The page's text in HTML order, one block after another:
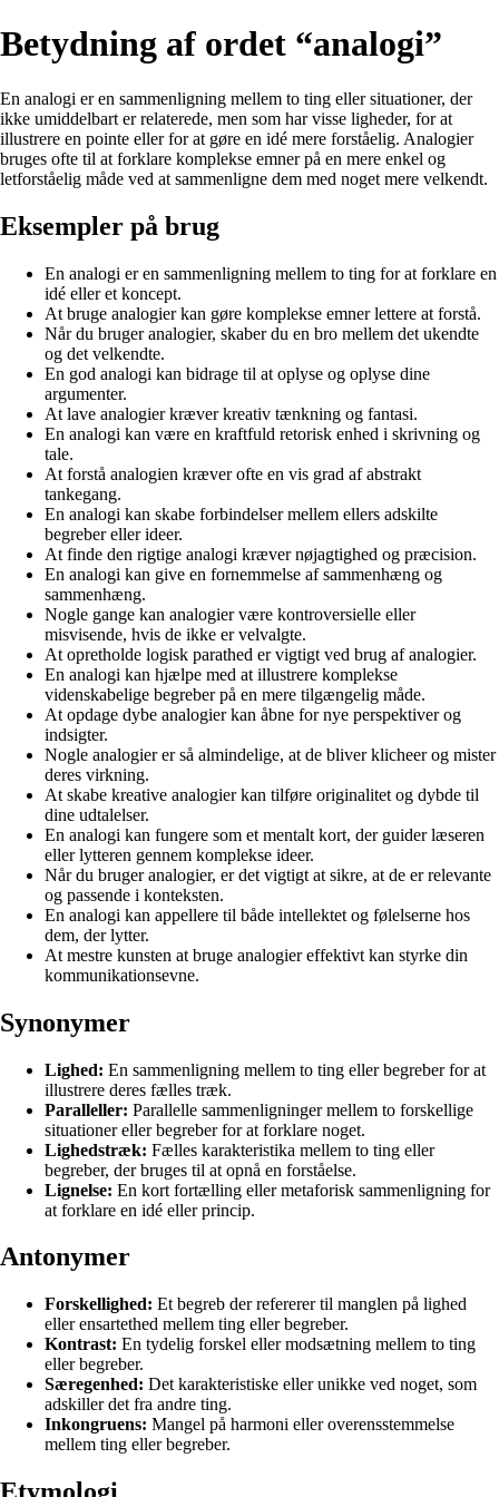
Betydning af ordet “analogi”
En analogi er en sammenligning mellem to ting eller situationer, der
ikke umiddelbart er relaterede, men som har visse ligheder, for at
illustrere en pointe eller for at gøre en idé mere forståelig. Analogier
bruges ofte til at forklare komplekse emner på en mere enkel og
letforståelig måde ved at sammenligne dem med noget mere velkendt.
Eksempler på brug
En analogi er en sammenligning mellem to ting for at forklare en
idé eller et koncept.
At bruge analogier kan gøre komplekse emner lettere at forstå.
Når du bruger analogier, skaber du en bro mellem det ukendte
og det velkendte.
En god analogi kan bidrage til at oplyse og oplyse dine
argumenter.
At lave analogier kræver kreativ tænkning og fantasi.
En analogi kan være en kraftfuld retorisk enhed i skrivning og
tale.
At forstå analogien kræver ofte en vis grad af abstrakt
tankegang.
En analogi kan skabe forbindelser mellem ellers adskilte
begreber eller ideer.
At finde den rigtige analogi kræver nøjagtighed og præcision.
En analogi kan give en fornemmelse af sammenhæng og
sammenhæng.
Nogle gange kan analogier være kontroversielle eller
misvisende, hvis de ikke er velvalgte.
At opretholde logisk parathed er vigtigt ved brug af analogier.
En analogi kan hjælpe med at illustrere komplekse
videnskabelige begreber på en mere tilgængelig måde.
At opdage dybe analogier kan åbne for nye perspektiver og
indsigter.
Nogle analogier er så almindelige, at de bliver klicheer og mister
deres virkning.
At skabe kreative analogier kan tilføre originalitet og dybde til
dine udtalelser.
En analogi kan fungere som et mentalt kort, der guider læseren
eller lytteren gennem komplekse ideer.
Når du bruger analogier, er det vigtigt at sikre, at de er relevante
og passende i konteksten.
En analogi kan appellere til både intellektet og følelserne hos
dem, der lytter.
At mestre kunsten at bruge analogier effektivt kan styrke din
kommunikationsevne.
Synonymer
Lighed: En sammenligning mellem to ting eller begreber for at
illustrere deres fælles træk.
Paralleller: Parallelle sammenligninger mellem to forskellige
situationer eller begreber for at forklare noget.
Lighedstræk: Fælles karakteristika mellem to ting eller
begreber, der bruges til at opnå en forståelse.
Lignelse: En kort fortælling eller metaforisk sammenligning for
at forklare en idé eller princip.
Antonymer
Forskellighed: Et begreb der refererer til manglen på lighed
eller ensartethed mellem ting eller begreber.
Kontrast: En tydelig forskel eller modsætning mellem to ting
eller begreber.
Særegenhed: Det karakteristiske eller unikke ved noget, som
adskiller det fra andre ting.
Inkongruens: Mangel på harmoni eller overensstemmelse
mellem ting eller begreber.